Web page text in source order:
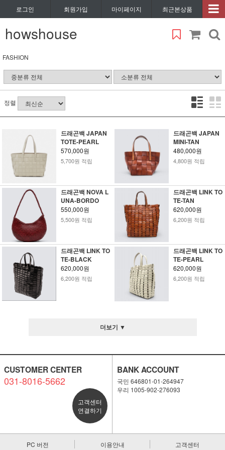
로그인 회원가입 마이페이지 최근본상품
howshouse
FASHION
정렬
드래곤백 JAPAN
TOTE-PEARL
570,000원
5,700원 적립
드래곤백 JAPAN
MINI-TAN
480,000원
4,800원 적립
드래곤백 NOVA L
UNA-BORDO
550,000원
5,500원 적립
드래곤백 LINK TO
TE-TAN
620,000원
6,200원 적립
드래곤백 LINK TO
TE-BLACK
620,000원
6,200원 적립
드래곤백 LINK TO
TE-PEARL
620,000원
6,200원 적립
더보기 ▼
CUSTOMER CENTER
031-8016-5662
고객센터
연결하기
BANK ACCOUNT
국민 646801-01-264947
우리 1005-902-276093
PC 버전 이용안내 고객센터